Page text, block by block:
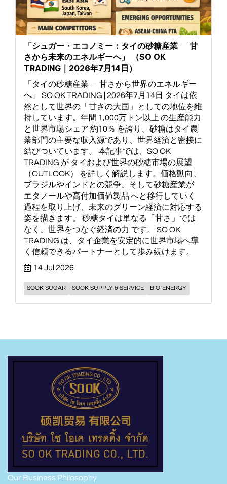
「シュガー・エコノミー：タイの砂糖産業 ― 甘
さから未来のエネルギーへ」 （SO OK
TRADING｜2026年7月14日）
「タイの砂糖産業 ― 甘さから世界のエネルギー
へ」 SO OK TRADING | 2026年7月14日 タイは依
然として世界の「甘さの大国」としての地位を維
持しています。年間 1,000万トン以上 の生産能力
と世界市場シェア 約10％ を誇り、砂糖はタイ農
業部門の主要な収入源であり、世界経済と密接に
結びついています。 本記事では、SO OK
TRADING が タイおよび世界の砂糖市場の展望
（OUTLOOK） を詳しく解説します。価格動向、
ブラジルやインドとの競争、そして砂糖産業が
エタノールや高付加価値製品 へと移行していく
過程を取り上げ、未来のグリーン経済に対応する
姿を描きます。 砂糖タイは単なる「甘さ」では
なく、世界をつなぐ経済の力 です。 SO OK
TRADING は、タイ企業を安定的に世界市場へ導
く信頼できるパートナーとして歩み続けます。
14 Jul 2026
SOOK SUGAR SOOK SUPPLY & SERVICE BIO-ENERGY
Our Business Philosophy